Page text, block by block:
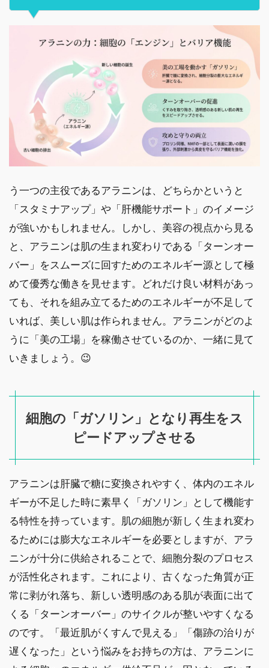
う一つの主役であるアラニンは、どちらかというと
「スタミナアップ」や「肝機能サポート」のイメージ
が強いかもしれません。しかし、美容の視点から見る
と、アラニンは肌の生まれ変わりである「ターンオー
バー」をスムーズに回すためのエネルギー源として極
めて優秀な働きを見せます。どれだけ良い材料があっ
ても、それを組み立てるためのエネルギーが不足して
いれば、美しい肌は作られません。アラニンがどのよ
うに「美の工場」を稼働させているのか、一緒に見て
いきましょう。😉
細胞の「ガソリン」となり再生をス
ピードアップさせる
アラニンは肝臓で糖に変換されやすく、体内のエネル
ギーが不足した時に素早く「ガソリン」として機能す
る特性を持っています。肌の細胞が新しく生まれ変わ
るためには膨大なエネルギーを必要としますが、アラ
ニンが十分に供給されることで、細胞分裂のプロセス
が活性化されます。これにより、古くなった角質が正
常に剥がれ落ち、新しい透明感のある肌が表面に出て
くる「ターンオーバー」のサイクルが整いやすくなる
のです。「最近肌がくすんで見える」「傷跡の治りが
遅くなった」という悩みをお持ちの方は、アラニンに